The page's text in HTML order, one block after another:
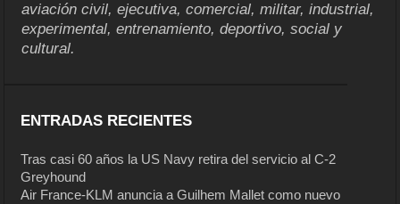
aviación civil, ejecutiva, comercial, militar, industrial,
experimental, entrenamiento, deportivo, social y
cultural.
ENTRADAS RECIENTES
Tras casi 60 años la US Navy retira del servicio al C-2
Greyhound
Air France-KLM anuncia a Guilhem Mallet como nuevo